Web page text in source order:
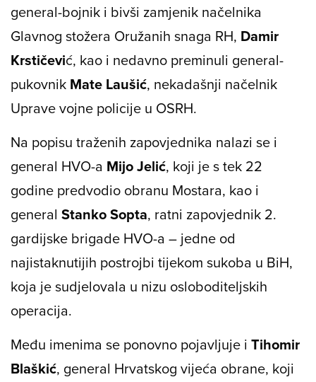
general-bojnik i bivši zamjenik načelnika
Glavnog stožera Oružanih snaga RH, Damir
Krstičević, kao i nedavno preminuli general-
pukovnik Mate Laušić, nekadašnji načelnik
Uprave vojne policije u OSRH.
Na popisu traženih zapovjednika nalazi se i
general HVO-a Mijo Jelić, koji je s tek 22
godine predvodio obranu Mostara, kao i
general Stanko Sopta, ratni zapovjednik 2.
gardijske brigade HVO-a – jedne od
najistaknutijih postrojbi tijekom sukoba u BiH,
koja je sudjelovala u nizu osloboditeljskih
operacija.
Među imenima se ponovno pojavljuje i Tihomir
Blaškić, general Hrvatskog vijeća obrane, koji